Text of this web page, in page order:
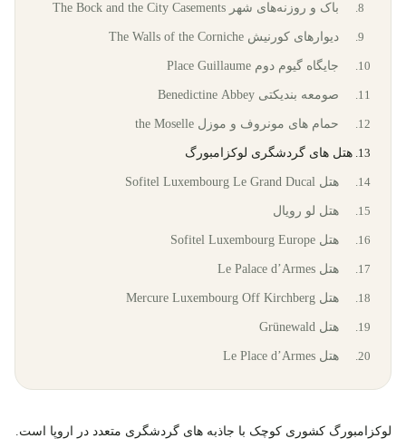
باک و روزنه‌های شهر The Bock and the City Casements
دیوارهای کورنیش The Walls of the Corniche
جایگاه گیوم دوم Place Guillaume
صومعه‌ بندیکتی Benedictine Abbey
حمام‌ های مونروف و موزل the Moselle
هتل های گردشگری لوکزامبورگ
هتل Sofitel Luxembourg Le Grand Ducal
هتل لو رویال
هتل Sofitel Luxembourg Europe
هتل Le Palace d’Armes
هتل Mercure Luxembourg Off Kirchberg
هتل Grünewald
هتل Le Place d’Armes
لوکزامبورگ کشوری کوچک با جاذبه های گردشگری متعدد در اروپا است.